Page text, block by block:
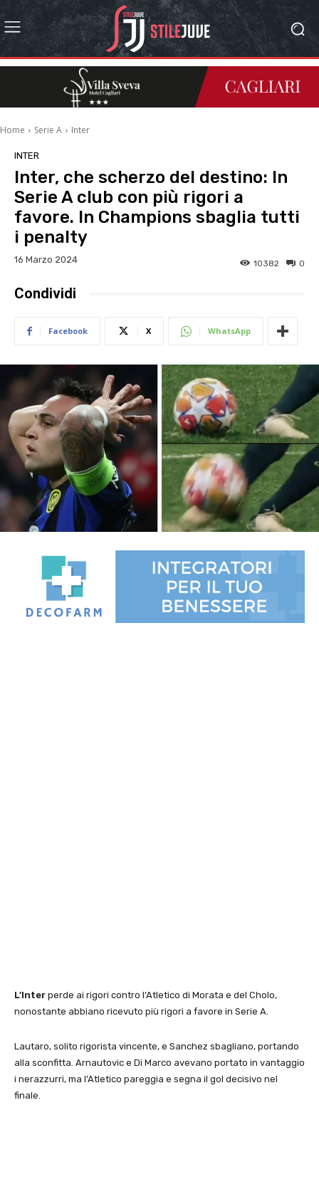
Home Serie A Inter
INTER
Inter, che scherzo del destino: In
Serie A club con più rigori a
favore. In Champions sbaglia tutti
i penalty
16 Marzo 2024 0
10382
Condividi
Facebook X WhatsApp
L’Inter perde ai rigori contro l’Atletico di Morata e del Cholo,
nonostante abbiano ricevuto più rigori a favore in Serie A.
Lautaro, solito rigorista vincente, e Sanchez sbagliano, portando
alla sconfitta. Arnautovic e Di Marco avevano portato in vantaggio
i nerazzurri, ma l’Atletico pareggia e segna il gol decisivo nel
finale.